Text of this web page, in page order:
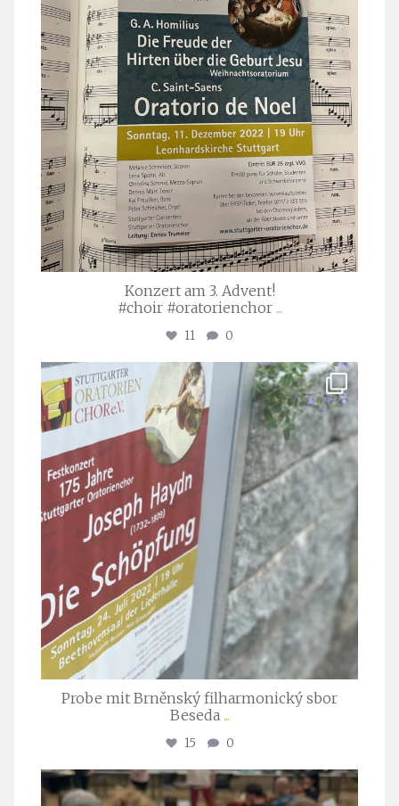
Konzert am 3. Advent!
#choir #oratorienchor ...
11 0
stuttgarter_oratorienchor
Juli 23
Probe mit Brněnský filharmonický sbor
Beseda ...
15 0
stuttgarter_oratorienchor
Juli 23